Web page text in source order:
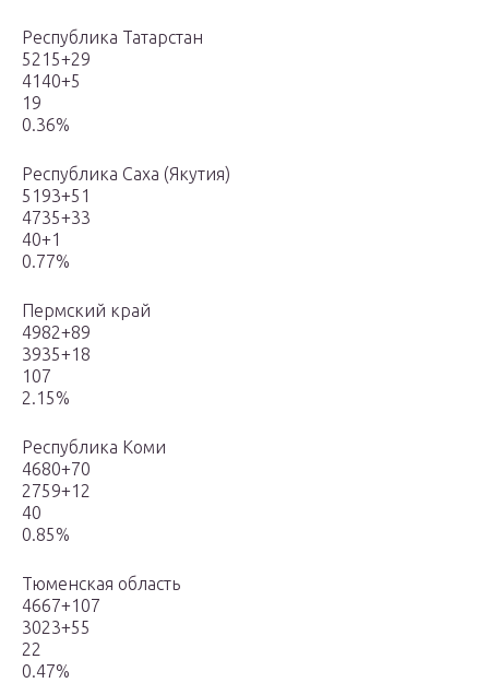
Республика Татарстан
5215+29
4140+5
19
0.36%
Республика Саха (Якутия)
5193+51
4735+33
40+1
0.77%
Пермский край
4982+89
3935+18
107
2.15%
Республика Коми
4680+70
2759+12
40
0.85%
Тюменская область
4667+107
3023+55
22
0.47%